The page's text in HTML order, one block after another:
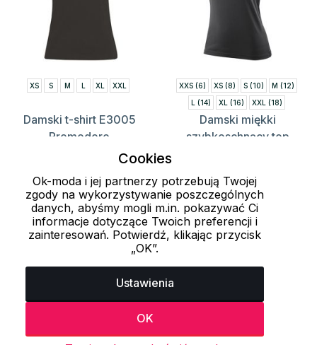
XS S M L XL XXL
Damski t-shirt E3005
Promodoro
XXS (6) XS (8) S (10)
M (12)
L (14)
XL (16) XXL (18)
Damski miękki
szybkoschnący top
Załaduj więcej 24 przedmiotów
1 2 3 .. 229 230 231
Ostatnio oglądane produkty
Cookies
Ok-moda i jej partnerzy potrzebują Twojej
zgody na wykorzystywanie poszczególnych
danych, abyśmy mogli m.in. pokazywać Ci
informacje dotyczące Twoich preferencji i
zainteresowań. Potwierdź, klikając przycisk
„OK”.
Ustawienia
OK